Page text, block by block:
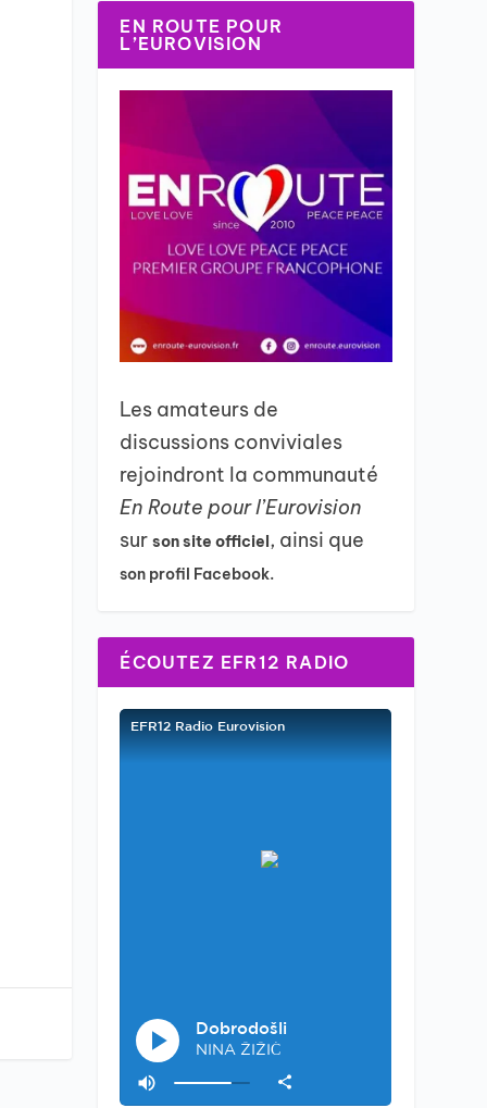
EN ROUTE POUR
L’EUROVISION
Les amateurs de
discussions conviviales
rejoindront la communauté
En Route pour l’Eurovision
surson site officiel, ainsi que
son profil Facebook.
ÉCOUTEZ EFR12 RADIO